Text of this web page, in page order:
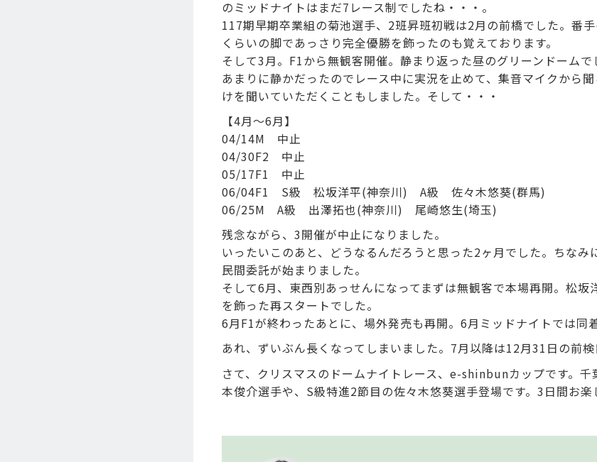
のミッドナイトはまだ7レース制でしたね・・・。
117期早期卒業組の菊池選手、2班昇班初戦は2月の前橋でした。番
くらいの脚であっさり完全優勝を飾ったのも覚えております。
そして3月。F1から無観客開催。静まり返った昼のグリーンドームで
あまりに静かだったのでレース中に実況を止めて、集音マイクから
けを聞いていただくこともしました。そして・・・
【4月～6月】
04/14M 中止
04/30F2 中止
05/17F1 中止
06/04F1 S級 松坂洋平(神奈川) A級 佐々木悠葵(群馬)
06/25M A級 出澤拓也(神奈川) 尾崎悠生(埼玉)
残念ながら、3開催が中止になりました。
いったいこのあと、どうなるんだろうと思った2ヶ月でした。ちなみ
民間委託が始まりました。
そして6月、東西別あっせんになってまずは無観客で本場再開。松坂
を飾った再スタートでした。
6月F1が終わったあとに、場外発売も再開。6月ミッドナイトでは同
あれ、ずいぶん長くなってしまいました。7月以降は12月31日の前検
さて、クリスマスのドームナイトレース、e-shinbunカップです。
本俊介選手や、S級特進2節目の佐々木悠葵選手登場です。3日間お楽